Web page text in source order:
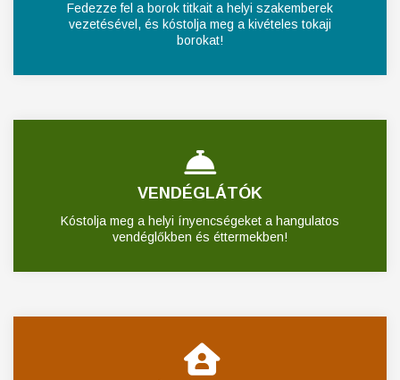
Fedezze fel a borok titkait a helyi szakemberek
vezetésével, és kóstolja meg a kivételes tokaji
borokat!
VENDÉGLÁTÓK
Kóstolja meg a helyi ínyencségeket a hangulatos
vendéglőkben és éttermekben!